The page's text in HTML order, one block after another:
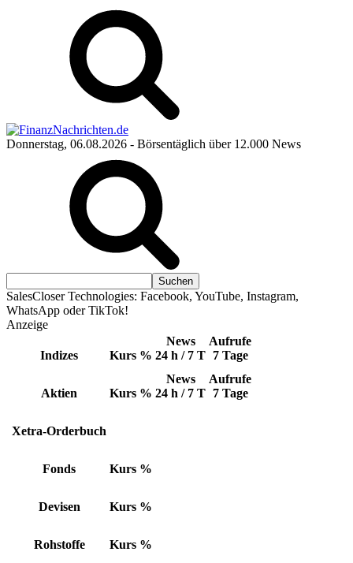
Donnerstag, 06.08.2026 - Börsentäglich über 12.000 News
SalesCloser Technologies: Facebook, YouTube, Instagram,
WhatsApp oder TikTok!
Anzeige
Indizes Kurs %
News
24 h / 7 T
Aufrufe
7 Tage
Aktien Kurs %
News
24 h / 7 T
Aufrufe
7 Tage
Xetra-Orderbuch
Fonds Kurs %
Devisen Kurs %
Rohstoffe Kurs %